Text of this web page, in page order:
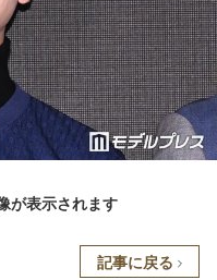
が表示されます
記事に戻る